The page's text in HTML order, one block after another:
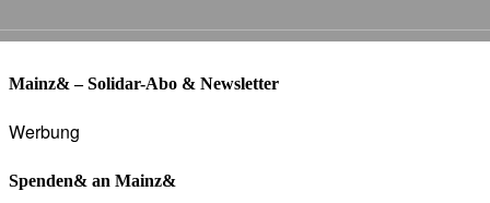
Mainz& – Solidar-Abo & Newsletter
Werbung
Spenden& an Mainz&